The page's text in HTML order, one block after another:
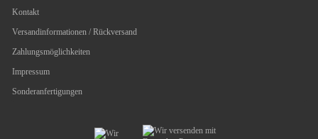
Kontakt
Versandinformationen / Rückversand
Zahlungsmöglichkeiten
Impressum
Sonderanfertigungen